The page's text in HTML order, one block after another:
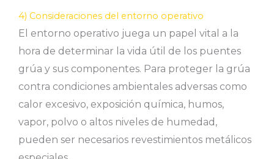
4) Consideraciones del entorno operativo
El entorno operativo juega un papel vital a la
hora de determinar la vida útil de los puentes
grúa y sus componentes. Para proteger la grúa
contra condiciones ambientales adversas como
calor excesivo, exposición química, humos,
vapor, polvo o altos niveles de humedad,
pueden ser necesarios revestimientos metálicos